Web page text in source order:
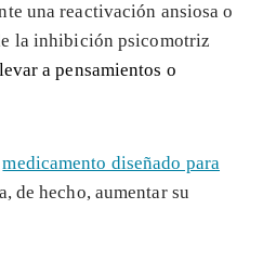
una reactivación ansiosa o
la inhibición psicomotriz
a pensamientos o
medicamento diseñado para
de hecho, aumentar su